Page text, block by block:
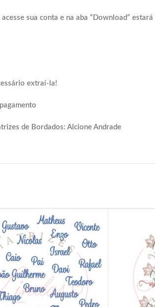
sua conta e na aba “Download”
extraí-la!
de Bordados: Alcione Andrade